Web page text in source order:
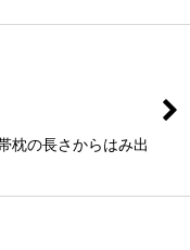
枕の長さからはみ出